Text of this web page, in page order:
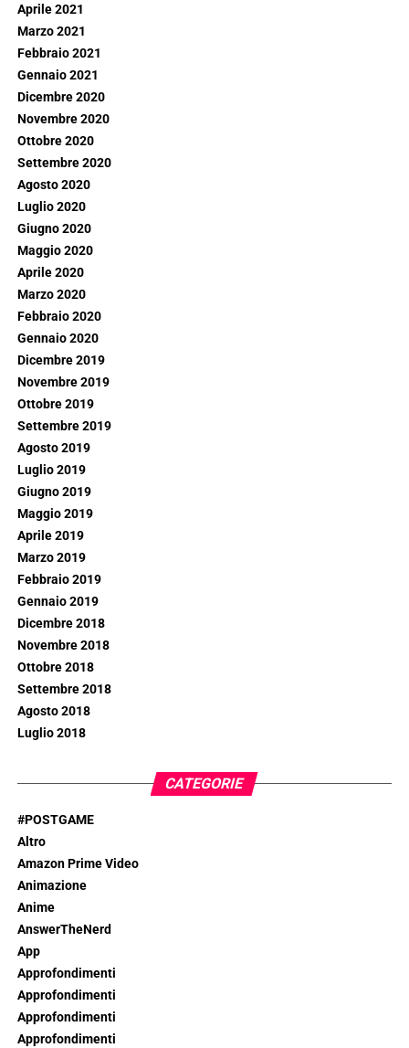
Aprile 2021
Marzo 2021
Febbraio 2021
Gennaio 2021
Dicembre 2020
Novembre 2020
Ottobre 2020
Settembre 2020
Agosto 2020
Luglio 2020
Giugno 2020
Maggio 2020
Aprile 2020
Marzo 2020
Febbraio 2020
Gennaio 2020
Dicembre 2019
Novembre 2019
Ottobre 2019
Settembre 2019
Agosto 2019
Luglio 2019
Giugno 2019
Maggio 2019
Aprile 2019
Marzo 2019
Febbraio 2019
Gennaio 2019
Dicembre 2018
Novembre 2018
Ottobre 2018
Settembre 2018
Agosto 2018
Luglio 2018
CATEGORIE
#POSTGAME
Altro
Amazon Prime Video
Animazione
Anime
AnswerTheNerd
App
Approfondimenti
Approfondimenti
Approfondimenti
Approfondimenti